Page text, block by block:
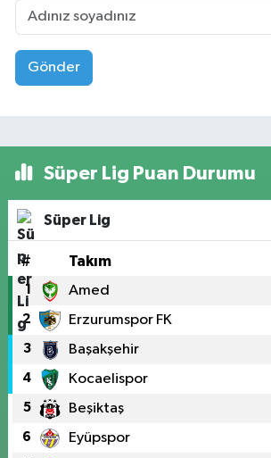
Gönder
Süper Lig Puan Durumu
Süper Lig
# Takım
1 Amed
2 Erzurumspor FK
3 Başakşehir
4 Kocaelispor
5 Beşiktaş
6 Eyüpspor